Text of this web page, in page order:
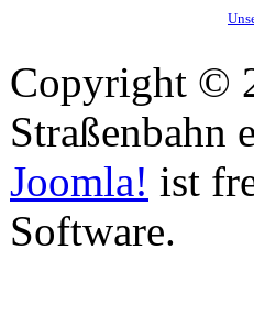
Copyright ©
Straßenbahn
Joomla! ist
Software.